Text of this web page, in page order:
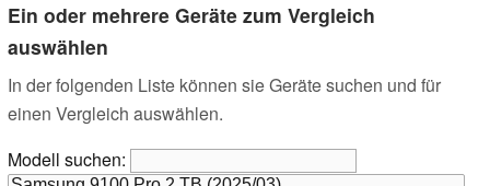
Ein oder mehrere Geräte zum Vergleich
auswählen
In der folgenden Liste können sie Geräte suchen und für
einen Vergleich auswählen.
Modell suchen: